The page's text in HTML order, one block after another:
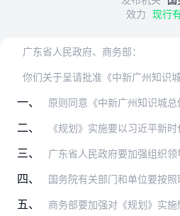
效力 现行
广东省人民政府、商务部：
一、
原则同意《中新广州知识城总体发展规划（
二、 《规划》实施要以习近平新时代中国特色社会主义思想为指导，全面贯彻党的十九大和十九届
三、 广东省人民政府要加强组织领导，衔接国土空间规划，依据《规划》抓紧制定具体实施方案，明确责
四、 国务院有关部门和单位要按照职责分工，加强对《规划》实施的协调和指导，在项目安排、政策
五、
商务部要加强对《规划》实施情况的跟踪分析和督促指导，注意研究新情况、解决新问